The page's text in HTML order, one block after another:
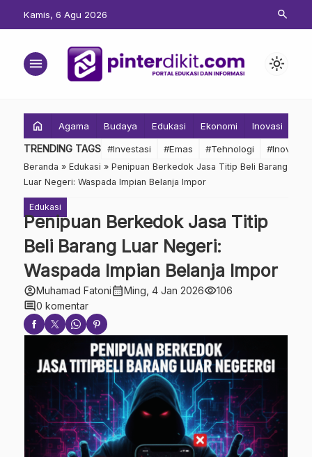
Kamis, 6 Agu 2026 search
menu light_mode
home Agama Budaya Edukasi Ekonomi Inovasi
TRENDING TAGS #Investasi #Emas #Tehnologi #Inovasi
Beranda » Edukasi » Penipuan Berkedok Jasa Titip Beli Barang
Luar Negeri: Waspada Impian Belanja Impor
Edukasi
Penipuan Berkedok Jasa Titip
Beli Barang Luar Negeri:
Waspada Impian Belanja Impor
account_circleMuhamad Fatonicalendar_monthMing, 4 Jan 2026visibility106
comment0 komentar